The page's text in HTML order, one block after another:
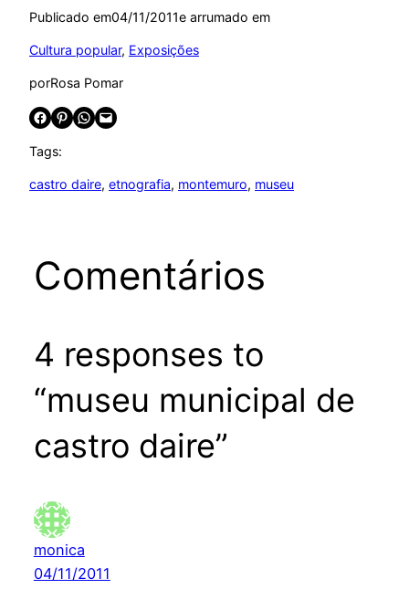
Publicado em04/11/2011e arrumado em
Cultura popular, Exposições
porRosa Pomar
Share on Facebook Share on Pinterest Share on WhatsApp Email this Page
Tags:
castro daire, etnografia, montemuro, museu
Comentários
4 responses to
“museu municipal de
castro daire”
monica
04/11/2011